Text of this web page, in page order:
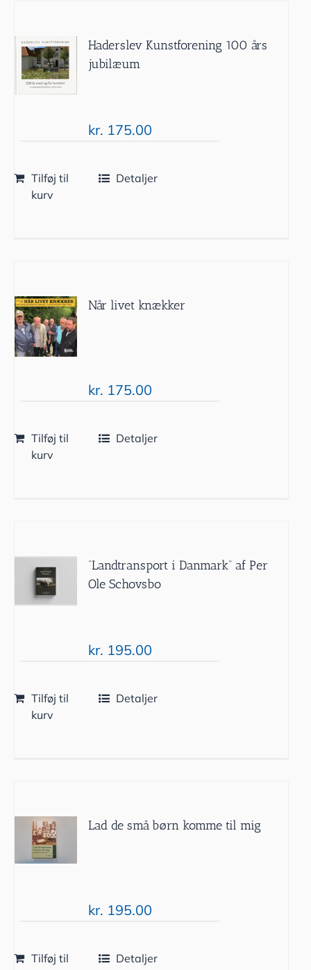
Haderslev Kunstforening 100 års
jubilæum
kr. 175.00
Tilføj til
kurv
Detaljer
Når livet knækker
kr. 175.00
Tilføj til
kurv
Detaljer
“Landtransport i Danmark” af Per
Ole Schovsbo
kr. 195.00
Tilføj til
kurv
Detaljer
Lad de små børn komme til mig
kr. 195.00
Tilføj til
Detaljer